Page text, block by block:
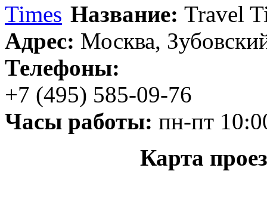
Название: Travel
Адрес: Москва,
Телефоны:
+7 (495) 585-09-76
Часы работы: пн-пт
Карта